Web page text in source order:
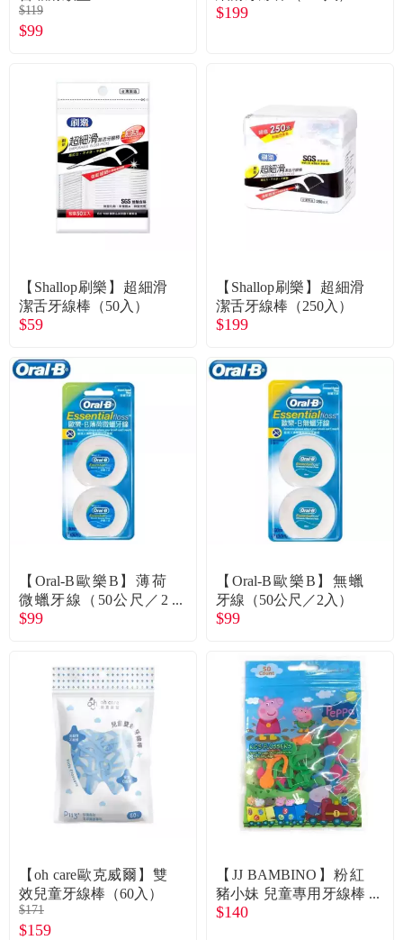
$119
$99
$199
【Shallop刷樂】超細滑
潔舌牙線棒（50入）
$59
【Shallop刷樂】超細滑
潔舌牙線棒（250入）
$199
【Oral-B歐樂B】薄荷
微蠟牙線（50公尺／2
入）
$99
【Oral-B歐樂B】無蠟
牙線（50公尺／2入）
$99
【oh care歐克威爾】雙
效兒童牙線棒（60入）
$171
$159
【JJ BAMBINO】粉紅
豬小妹 兒童專用牙線棒
（50入／包）
$140